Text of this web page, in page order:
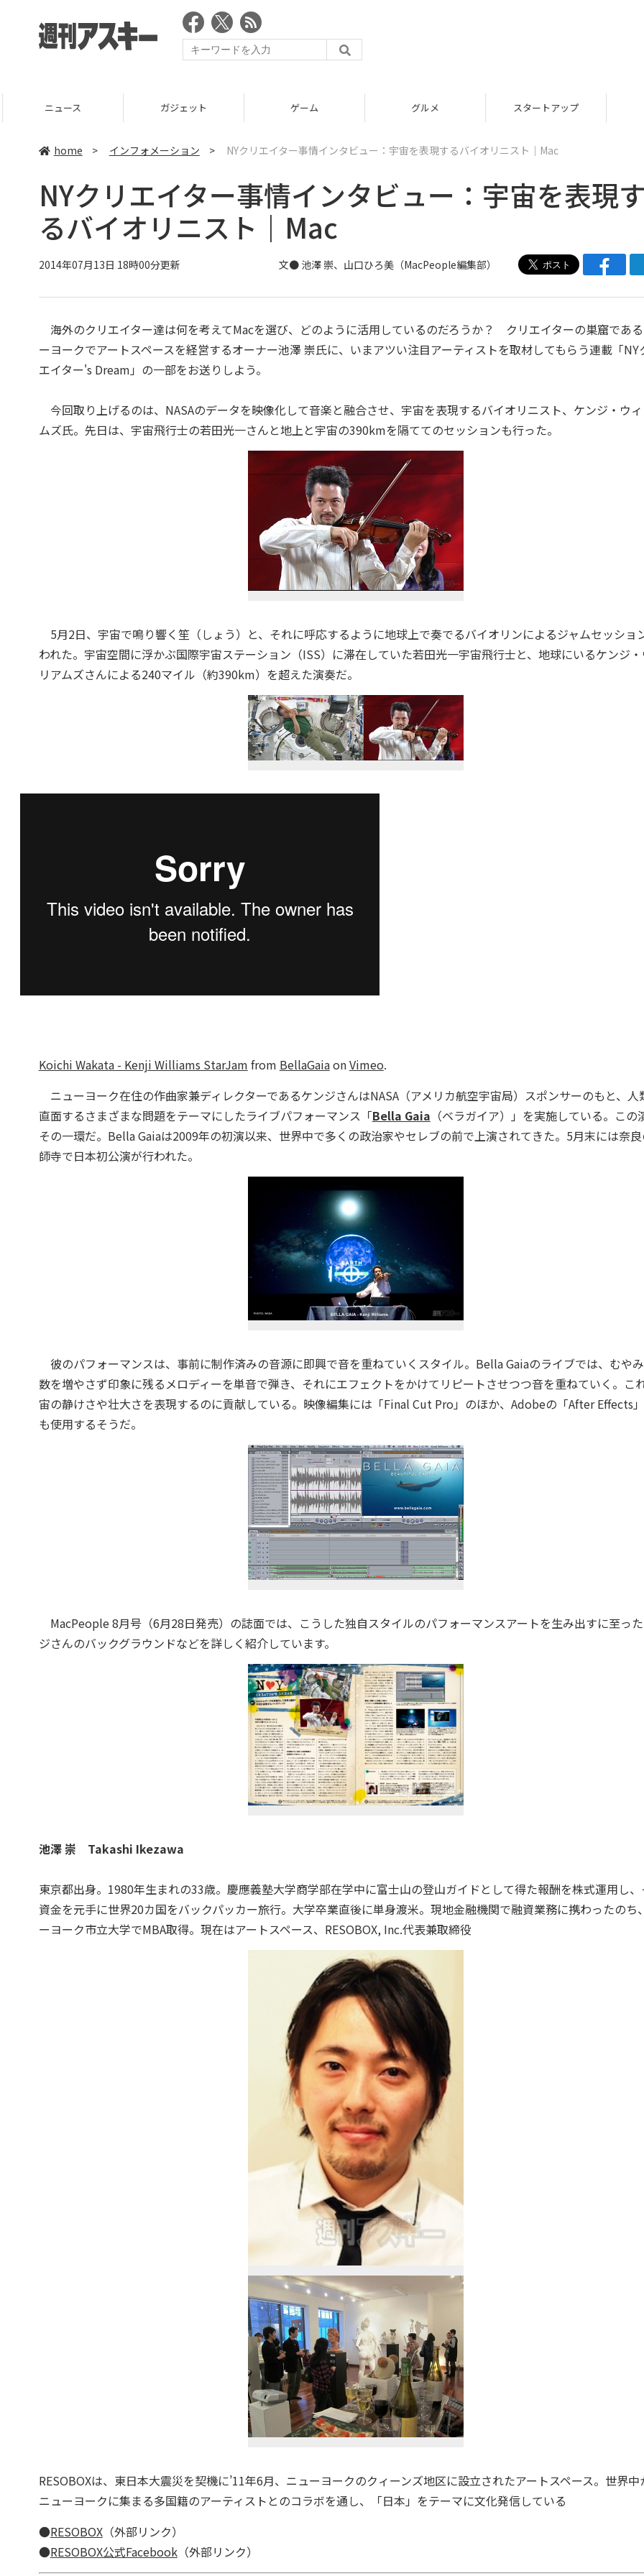
ニュース ガジェット ゲーム グルメ スタートアップ
home > インフォメーション > NYクリエイター事情インタビュー：宇宙を表現するバイオリニスト｜Mac
NYクリエイター事情インタビュー：宇宙を表現
るバイオリニスト｜Mac
2014年07月13日 18時00分更新 文● 池澤 崇、 山口ひろ美 （MacPeople編集部）
海外のクリエイター達は何を考えてMacを選び、どのように活用しているのだろうか？ クリエイターの巣窟であ
ーヨークでアートスペースを経営するオーナー池澤 崇氏に、いまアツい注目アーティストを取材してもらう連載「NY
エイター's Dream」の一部をお送りしよう。
今回取り上げるのは、NASAのデータを映像化して音楽と融合させ、宇宙を表現するバイオリニスト、ケンジ・ウ
ムズ氏。先日は、宇宙飛行士の若田光一さんと地上と宇宙の390kmを隔ててのセッションも行った。
5月2日、宇宙で鳴り響く笙（しょう）と、それに呼応するように地球上で奏でるバイオリンによるジャムセッショ
われた。宇宙空間に浮かぶ国際宇宙ステーション（ISS）に滞在していた若田光一宇宙飛行士と、地球にいるケンジ
リアムズさんによる240マイル（約390km）を超えた演奏だ。
Koichi Wakata - Kenji Williams StarJam from BellaGaiaonVimeo.
ニューヨーク在住の作曲家兼ディレクターであるケンジさんはNASA（アメリカ航空宇宙局）スポンサーのもと、人
直面するさまざまな問題をテーマにしたライブパフォーマンス「Bella Gaia （ベラガイア）」を実施している。この
その一環だ。Bella Gaiaは2009年の初演以来、世界中で多くの政治家やセレブの前で上演されてきた。5月末には奈
師寺で日本初公演が行われた。
彼のパフォーマンスは、事前に制作済みの音源に即興で音を重ねていくスタイル。Bella Gaiaのライブでは、むや
数を増やさず印象に残るメロディーを単音で弾き、それにエフェクトをかけてリピートさせつつ音を重ねていく。こ
宙の静けさや壮大さを表現するのに貢献している。映像編集には「Final Cut Pro」のほか、Adobeの「After Effects
も使用するそうだ。
MacPeople 8月号（6月28日発売）の誌面では、こうした独自スタイルのパフォーマンスアートを生み出すに至っ
ジさんのバックグラウンドなどを詳しく紹介しています。
池澤 崇 Takashi Ikezawa
東京都出身。1980年生まれの33歳。慶應義塾大学商学部在学中に富士山の登山ガイドとして得た報酬を株式運用し
資金を元手に世界20カ国をバックパッカー旅行。大学卒業直後に単身渡米。現地金融機関で融資業務に携わったのち
ーヨーク市立大学でMBA取得。現在はアートスペース、 RESOBOX, Inc.代表兼取締役
RESOBOXは、東日本大震災を契機に’11年6月、ニューヨークのクィーンズ地区に設立されたアートスペース。世界中
ニューヨークに集まる多国籍のアーティストとのコラボを通し、「日本」をテーマに文化発信している
●RESOBOX（外部リンク）
●RESOBOX公式Facebook（外部リンク）